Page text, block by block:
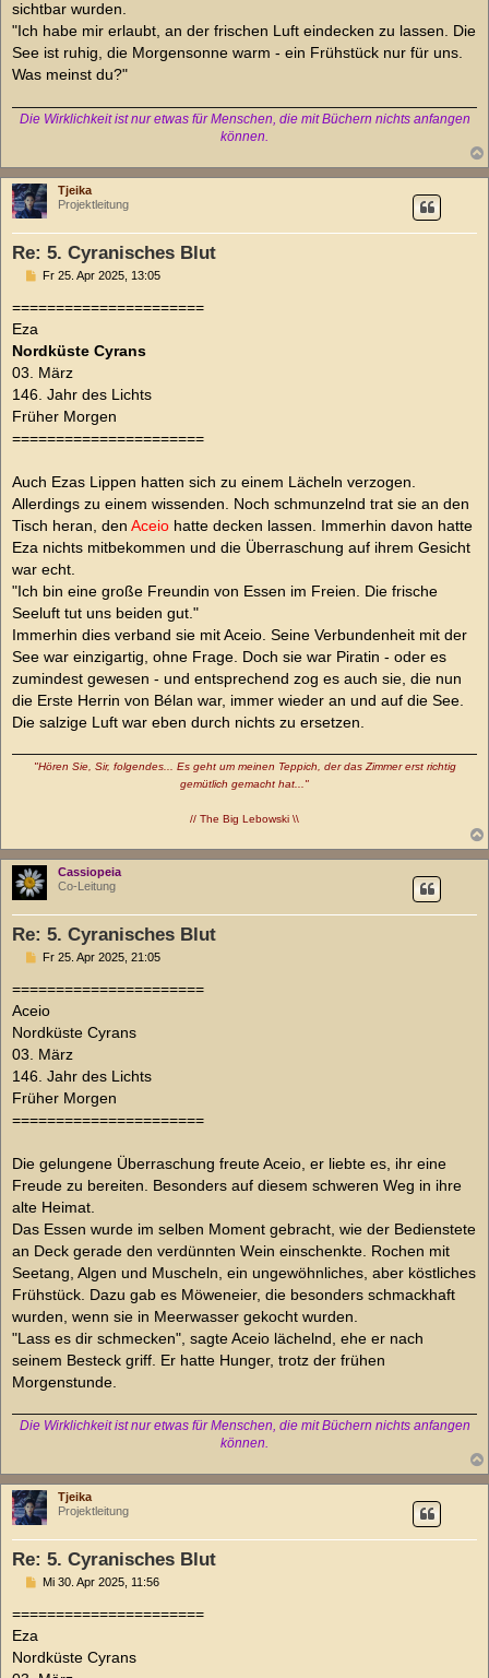
sichtbar wurden.
"Ich habe mir erlaubt, an der frischen Luft eindecken zu lassen. Die
See ist ruhig, die Morgensonne warm - ein Frühstück nur für uns.
Was meinst du?"
Die Wirklichkeit ist nur etwas für Menschen, die mit Büchern nichts anfangen
können.
Tjeika
Projektleitung
Re: 5. Cyranisches Blut
B
r
a
g
Fr 25. Apr 2025, 13:05
======================
Eza
Nordküste Cyrans
03. März
146. Jahr des Lichts
Früher Morgen
======================
Auch Ezas Lippen hatten sich zu einem Lächeln verzogen.
Allerdings zu einem wissenden. Noch schmunzelnd trat sie an den
Tisch heran, den Aceio hatte decken lassen. Immerhin davon hatte
Eza nichts mitbekommen und die Überraschung auf ihrem Gesicht
war echt.
"Ich bin eine große Freundin von Essen im Freien. Die frische
Seeluft tut uns beiden gut."
Immerhin dies verband sie mit Aceio. Seine Verbundenheit mit der
See war einzigartig, ohne Frage. Doch sie war Piratin - oder es
zumindest gewesen - und entsprechend zog es auch sie, die nun
die Erste Herrin von Bélan war, immer wieder an und auf die See.
Die salzige Luft war eben durch nichts zu ersetzen.
"Hören Sie, Sir, folgendes... Es geht um meinen Teppich, der das Zimmer erst richtig
gemütlich gemacht hat..."
// The Big Lebowski \\
Cassiopeia
Co-Leitung
Re: 5. Cyranisches Blut
B
r
a
g
Fr 25. Apr 2025, 21:05
======================
Aceio
Nordküste Cyrans
03. März
146. Jahr des Lichts
Früher Morgen
======================
Die gelungene Überraschung freute Aceio, er liebte es, ihr eine
Freude zu bereiten. Besonders auf diesem schweren Weg in ihre
alte Heimat.
Das Essen wurde im selben Moment gebracht, wie der Bedienstete
an Deck gerade den verdünnten Wein einschenkte. Rochen mit
Seetang, Algen und Muscheln, ein ungewöhnliches, aber köstliches
Frühstück. Dazu gab es Möweneier, die besonders schmackhaft
wurden, wenn sie in Meerwasser gekocht wurden.
"Lass es dir schmecken", sagte Aceio lächelnd, ehe er nach
seinem Besteck griff. Er hatte Hunger, trotz der frühen
Morgenstunde.
Die Wirklichkeit ist nur etwas für Menschen, die mit Büchern nichts anfangen
können.
Tjeika
Projektleitung
Re: 5. Cyranisches Blut
B
r
a
g
Mi 30. Apr 2025, 11:56
======================
Eza
Nordküste Cyrans